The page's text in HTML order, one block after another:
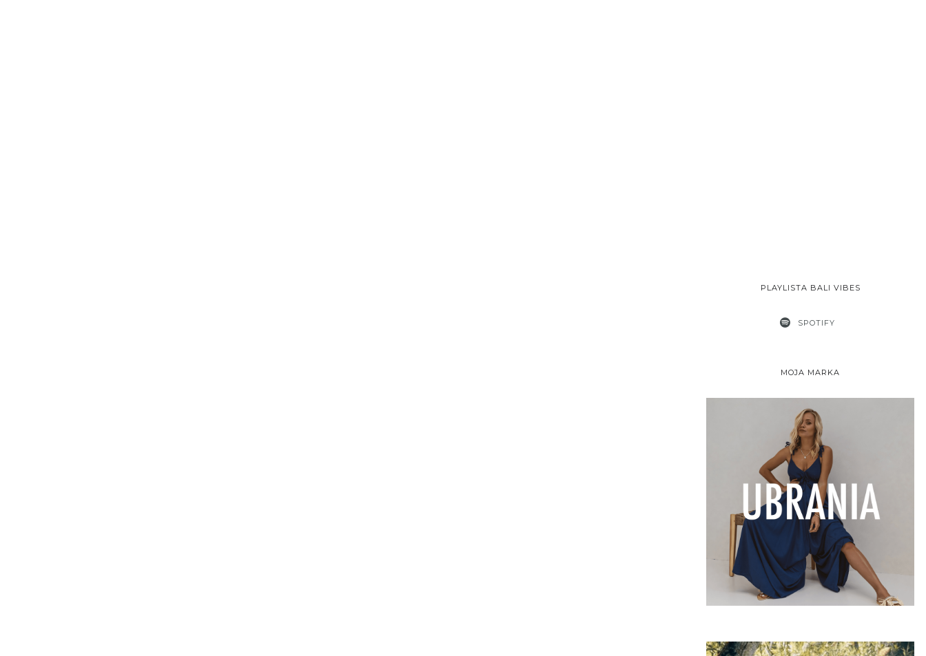
PLAYLISTA BALI VIBES
SPOTIFY
MOJA MARKA